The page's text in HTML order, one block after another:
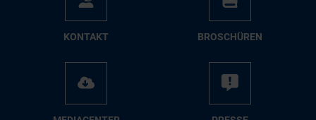
KON­TAKT BRO­SCHÜ­REN